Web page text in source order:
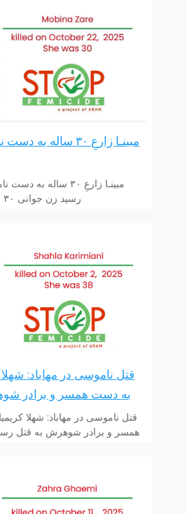
مبینـا زارعِ ۳۰ ساله
مبینـا زارعِ ۳۰ ساله
رسید زن جوانی ۳۰ ساله به نام مبینا زارع
به دست همسر و برادر
همسر و برادر شوهرش به قتل